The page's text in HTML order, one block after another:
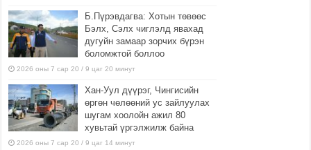
Б.Пүрэвдагва: Хотын төвөөс
Бэлх, Сэлх чиглэлд явахад
дугуйн замаар зорчих бүрэн
боломжтой боллоо
2026 оны 7 сар 20 / 9 цаг 20 минут
Хан-Уул дүүрэг, Чингисийн
өргөн чөлөөний ус зайлуулах
шугам хоолойн ажил 80
хувьтай үргэлжилж байна
2026 оны 7 сар 20 / 9 цаг 14 минут